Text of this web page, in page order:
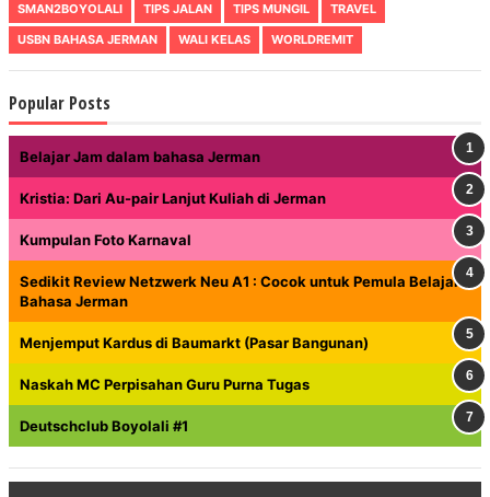
SMAN2BOYOLALI
TIPS JALAN TIPS MUNGIL
TRAVEL
USBN BAHASA JERMAN
WALI KELAS WORLDREMIT
Popular Posts
Belajar Jam dalam bahasa Jerman
Kristia: Dari Au-pair Lanjut Kuliah di Jerman
Kumpulan Foto Karnaval
Sedikit Review Netzwerk Neu A1 : Cocok untuk Pemula Belajar
Bahasa Jerman
Menjemput Kardus di Baumarkt (Pasar Bangunan)
Naskah MC Perpisahan Guru Purna Tugas
Deutschclub Boyolali #1